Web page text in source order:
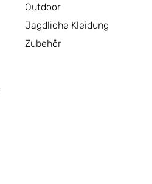
Outdoor
Jagdliche Kleidung
Zubehör